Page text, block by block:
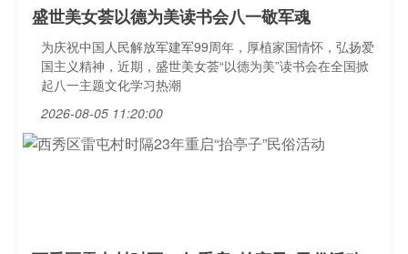
盛世美女荟以德为美读书会八一敬军魂
为庆祝中国人民解放军建军99周年，厚植家国情怀，弘扬爱
国主义精神，近期，盛世美女荟“以德为美”读书会在全国掀
起八一主题文化学习热潮
2026-08-05 11:20:00